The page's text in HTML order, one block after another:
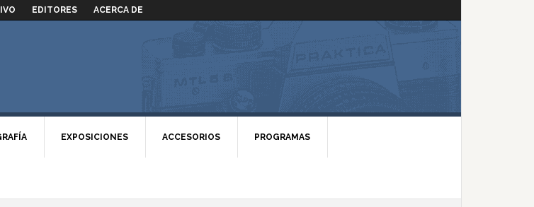
EDITORES ACERCA DE
EXPOSICIONES ACCESORIOS PROGRAMAS